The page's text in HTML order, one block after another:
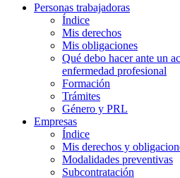
Personas trabajadoras
Índice
Mis derechos
Mis obligaciones
Qué debo hacer ante un
enfermedad profesional
Formación
Trámites
Género y PRL
Empresas
Índice
Mis derechos y
Modalidades preventivas
Subcontratación